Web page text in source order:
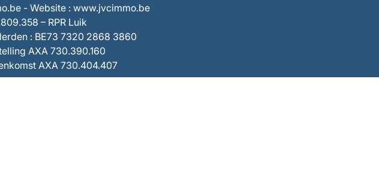
- Website : www.jvcimmo.be
– RPR Luik
: BE73 7320 2868 3860
AXA 730.390.160
AXA 730.404.407